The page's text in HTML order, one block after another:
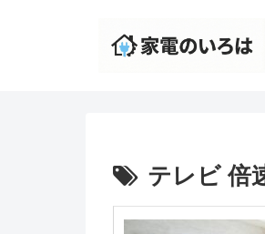
テレビ 倍